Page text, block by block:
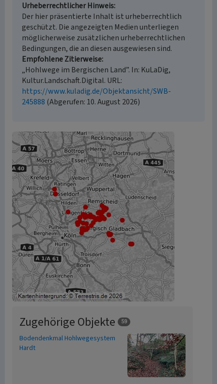
Urheberrechtlicher Hinweis
Der hier präsentierte Inhalt ist urheberrechtlich
geschützt. Die angezeigten Medien unterliegen
möglicherweise zusätzlichen urheberrechtlichen
Bedingungen, die an diesen ausgewiesen sind.
Empfohlene Zitierweise
„Hohlwege im Bergischen Land”. In: KuLaDig,
Kultur.Landschaft.Digital. URL:
https://www.kuladig.de/Objektansicht/SWB-
245888 (Abgerufen: 10. August 2026)
Zugehörige Objekte 59
Bodendenkmal Hohlwegesystem
Hardt